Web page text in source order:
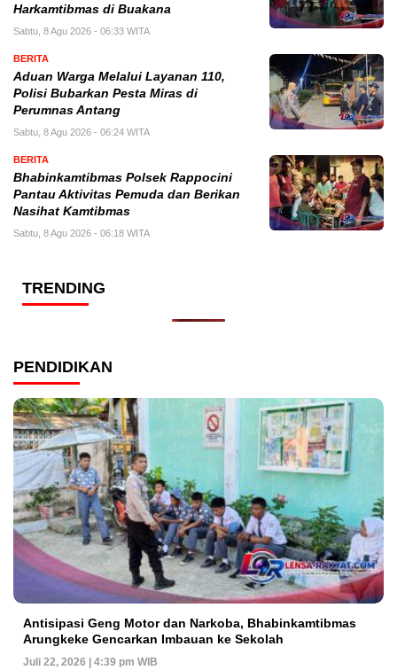
Harkamtibmas di Buakana
Sabtu, 8 Agu 2026 - 06:33 WITA
BERITA
Aduan Warga Melalui Layanan 110,
Polisi Bubarkan Pesta Miras di
Perumnas Antang
Sabtu, 8 Agu 2026 - 06:24 WITA
BERITA
Bhabinkamtibmas Polsek Rappocini
Pantau Aktivitas Pemuda dan Berikan
Nasihat Kamtibmas
Sabtu, 8 Agu 2026 - 06:18 WITA
TRENDING
PENDIDIKAN
Antisipasi Geng Motor dan Narkoba, Bhabinkamtibmas
Arungkeke Gencarkan Imbauan ke Sekolah
Juli 22, 2026 | 4:39 pm WIB